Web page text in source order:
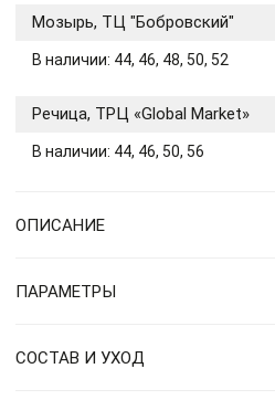
Мозырь, ТЦ "Бобровский"
В наличии: 44, 46, 48, 50, 52
Речица, ТРЦ «Global Market»
В наличии: 44, 46, 50, 56
ОПИСАНИЕ
ПАРАМЕТРЫ
СОСТАВ И УХОД